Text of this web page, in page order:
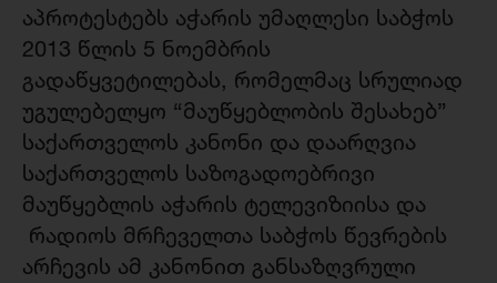
აპროტესტებს აჭარის უმაღლესი საბჭოს
2013 წლის 5 ნოემბრის
გადაწყვეტილებას, რომელმაც სრულიად
უგულებელყო “მაუწყებლობის შესახებ”
საქართველოს კანონი და დაარღვია
საქართველოს საზოგადოებრივი
მაუწყებლის აჭარის ტელევიზიისა და
რადიოს მრჩეველთა საბჭოს წევრების
არჩევის ამ კანონით განსაზღვრული